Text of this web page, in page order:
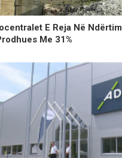
E Reja Në
Me 31%